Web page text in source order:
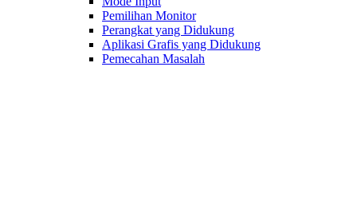
Pemilihan Monitor
Perangkat yang Didukung
Aplikasi Grafis yang Didukung
Pemecahan Masalah